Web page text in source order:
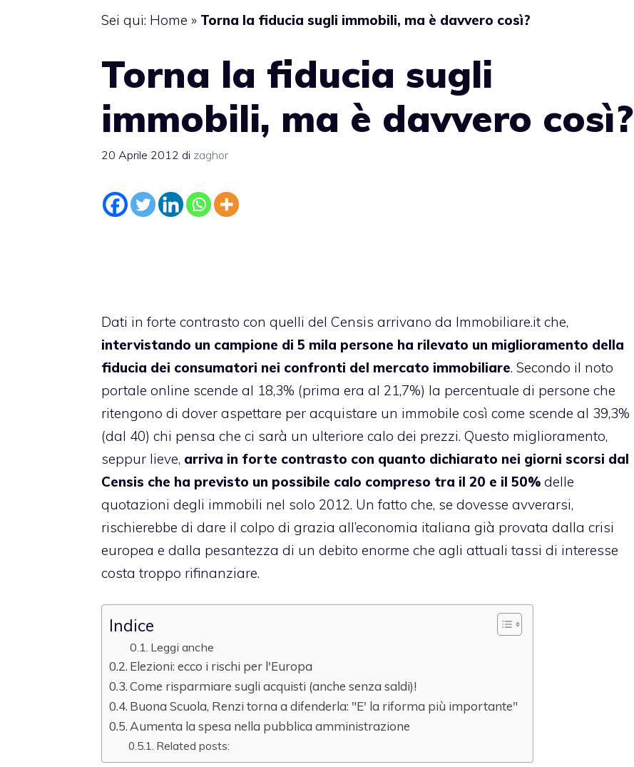
Sei qui: Home » Torna la fiducia sugli immobili, ma è davvero così?
Torna la fiducia sugli
immobili, ma è davvero così?
20 Aprile 2012 di zaghor
Dati in forte contrasto con quelli del Censis arrivano da Immobiliare.it che,
intervistando un campione di 5 mila persone ha rilevato un miglioramento della
fiducia dei consumatori nei confronti del mercato immobiliare. Secondo il noto
portale online scende al 18,3% (prima era al 21,7%) la percentuale di persone che
ritengono di dover aspettare per acquistare un immobile così come scende al 39,3%
(dal 40) chi pensa che ci sarà un ulteriore calo dei prezzi. Questo miglioramento,
seppur lieve, arriva in forte contrasto con quanto dichiarato nei giorni scorsi dal
Censis che ha previsto un possibile calo compreso tra il 20 e il 50% delle
quotazioni degli immobili nel solo 2012. Un fatto che, se dovesse avverarsi,
rischierebbe di dare il colpo di grazia all’economia italiana già provata dalla crisi
europea e dalla pesantezza di un debito enorme che agli attuali tassi di interesse
costa troppo rifinanziare.
Indice
Leggi anche
Elezioni: ecco i rischi per l'Europa
Come risparmiare sugli acquisti (anche senza saldi)!
Buona Scuola, Renzi torna a difenderla: "E' la riforma più importante"
Aumenta la spesa nella pubblica amministrazione
Related posts: